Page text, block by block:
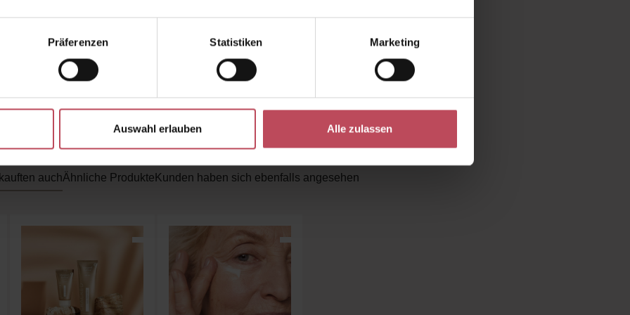
Präferenzen Statistiken Marketing
Auswahl erlauben Alle zulassen
Caviar PDRN Real Deep Mask von BIODANCEist die
für alle, dieluxuriöse Tiefenpflege,sichtbare Regeneration
sofortigen Glow-Effekt
in einer hochwertigen Gesichtsmaske
auchÄhnliche Produkte Kunden haben sich ebenfalls angesehen